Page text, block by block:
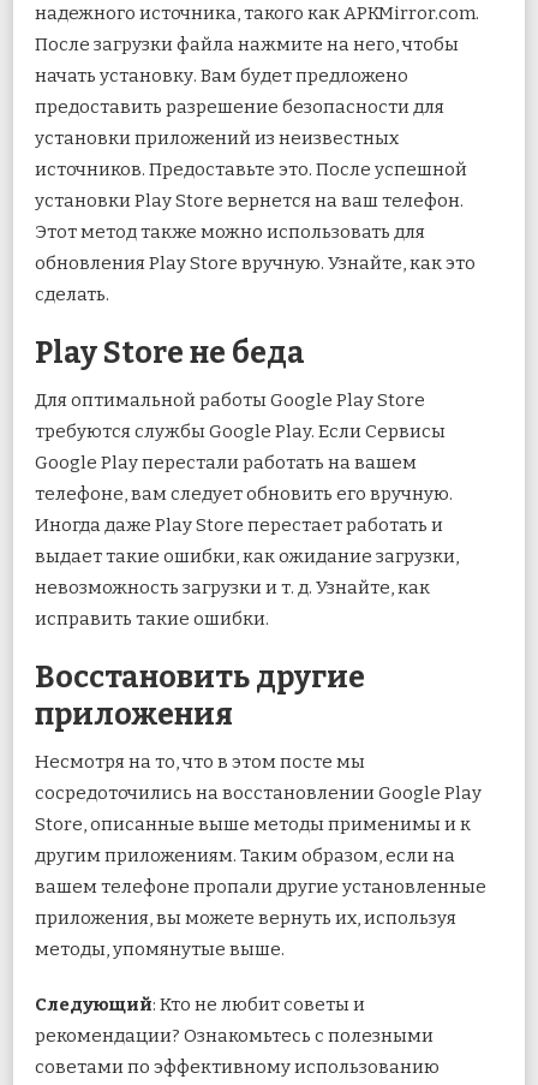
надежного источника, такого как APKMirror.com.
После загрузки файла нажмите на него, чтобы
начать установку. Вам будет предложено
предоставить разрешение безопасности для
установки приложений из неизвестных
источников. Предоставьте это. После успешной
установки Play Store вернется на ваш телефон.
Этот метод также можно использовать для
обновления Play Store вручную. Узнайте, как это
сделать.
Play Store не беда
Для оптимальной работы Google Play Store
требуются службы Google Play. Если Сервисы
Google Play перестали работать на вашем
телефоне, вам следует обновить его вручную.
Иногда даже Play Store перестает работать и
выдает такие ошибки, как ожидание загрузки,
невозможность загрузки и т. д. Узнайте, как
исправить такие ошибки.
Восстановить другие
приложения
Несмотря на то, что в этом посте мы
сосредоточились на восстановлении Google Play
Store, описанные выше методы применимы и к
другим приложениям. Таким образом, если на
вашем телефоне пропали другие установленные
приложения, вы можете вернуть их, используя
методы, упомянутые выше.
Следующий: Кто не любит советы и
рекомендации? Ознакомьтесь с полезными
советами по эффективному использованию